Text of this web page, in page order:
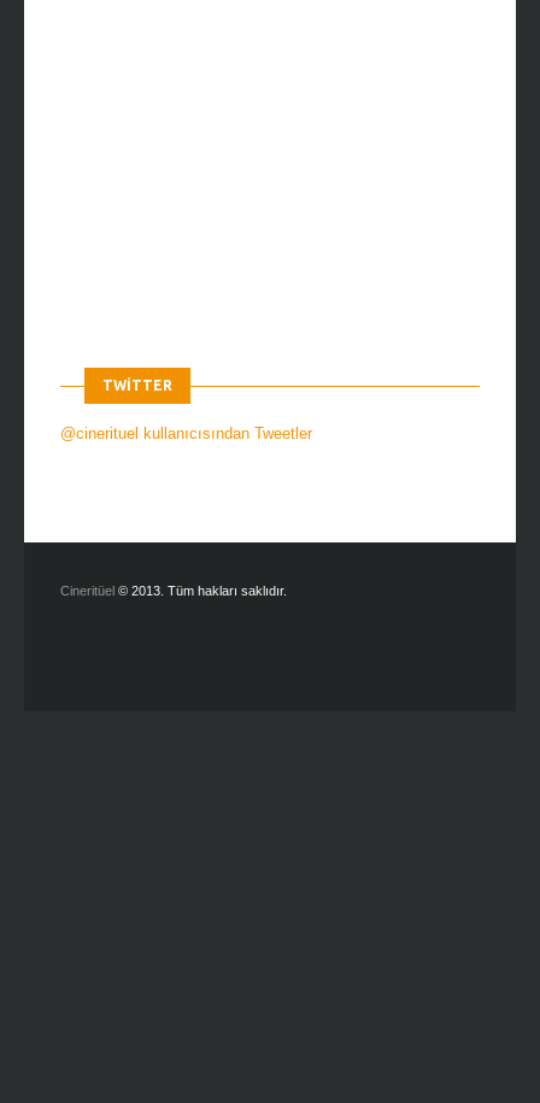
TWITTER
@cinerituel kullanıcısından Tweetler
Cineritüel © 2013. Tüm hakları saklıdır.